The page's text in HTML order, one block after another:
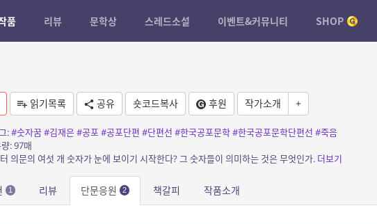
품 리뷰 문학상 스레드소설 이벤트&커뮤니티 SHOP
읽기목록 공유 숏코드복사 후원 작가소개 +
:#숫자꿈#김재은#공포#공포단편 #단편선 #한국공포문학#한국공포문학단편선 #죽음
: 97매
의문의 여섯 개 숫자가 눈에 보이기 시작한다? 그 숫자들이 의미하는 것은 무엇인가. 더보기
1 리뷰 단문응원 2 책갈피 작품소개